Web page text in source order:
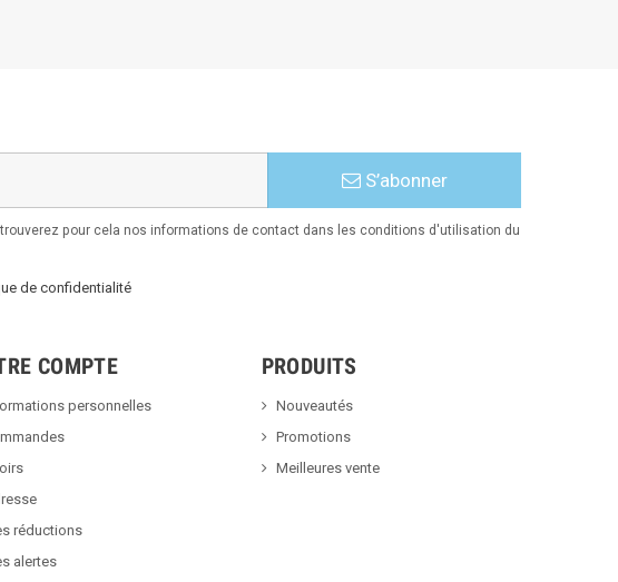
S’abonner
pour cela nos informations de contact dans les conditions d'utilisation du
de confidentialité
COMPTE
personnelles
réductions
alertes
PRODUITS
Nouveautés
Promotions
Meilleures vente